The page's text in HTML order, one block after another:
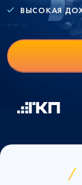
ВЫСОКАЯ